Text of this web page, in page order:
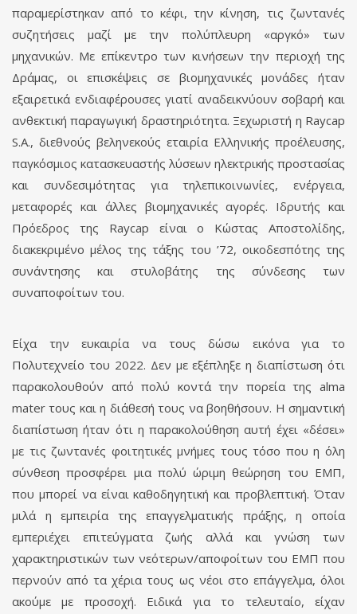
παραμερίστηκαν από το κέφι, την κίνηση, τις ζωντανές
συζητήσεις μαζί με την πολύπλευρη «αργκό» των
μηχανικών. Με επίκεντρο των κινήσεων την περιοχή της
Δράμας, οι επισκέψεις σε βιομηχανικές μονάδες ήταν
εξαιρετικά ενδιαφέρουσες γιατί αναδεικνύουν σοβαρή και
ανθεκτική παραγωγική δραστηριότητα. Ξεχωριστή η Raycap
S.A., διεθνούς βεληνεκούς εταιρία Ελληνικής προέλευσης,
παγκόσμιος κατασκευαστής λύσεων ηλεκτρικής προστασίας
και συνδεσιμότητας για τηλεπικοινωνίες, ενέργεια,
μεταφορές και άλλες βιομηχανικές αγορές. Ιδρυτής και
Πρόεδρος της Raycap είναι ο Κώστας Αποστολίδης,
διακεκριμένο μέλος της τάξης του ’72, οικοδεσπότης της
συνάντησης και στυλοβάτης της σύνδεσης των
συναποφοίτων του.
Είχα την ευκαιρία να τους δώσω εικόνα για το
Πολυτεχνείο του 2022. Δεν με εξέπληξε η διαπίστωση ότι
παρακολουθούν από πολύ κοντά την πορεία της alma
mater τους και η διάθεσή τους να βοηθήσουν. Η σημαντική
διαπίστωση ήταν ότι η παρακολούθηση αυτή έχει «δέσει»
με τις ζωντανές φοιτητικές μνήμες τους τόσο που η όλη
σύνθεση προσφέρει μια πολύ ώριμη θεώρηση του ΕΜΠ,
που μπορεί να είναι καθοδηγητική και προβλεπτική. Όταν
μιλά η εμπειρία της επαγγελματικής πράξης, η οποία
εμπεριέχει επιτεύγματα ζωής αλλά και γνώση των
χαρακτηριστικών των νεότερων/αποφοίτων του ΕΜΠ που
περνούν από τα χέρια τους ως νέοι στο επάγγελμα, όλοι
ακούμε με προσοχή. Ειδικά για το τελευταίο, είχαν